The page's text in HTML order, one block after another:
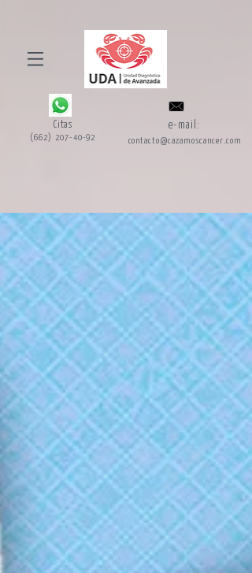
Citas
(662) 207-40-92
e-mail:
contacto@cazamoscancer.com